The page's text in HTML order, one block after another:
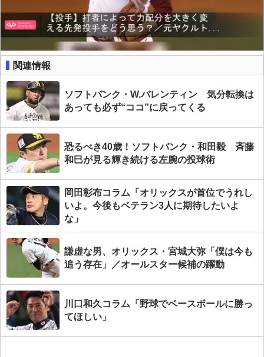
関連情報
ソフトバンク・W.バレンティン 気分転換は
あっても必ず“ココ”に戻ってくる
恐るべき40歳！ソフトバンク・和田毅 斉藤
和巳が見る輝き続ける左腕の投球術
岡田彰布コラム「オリックスが首位でうれし
いよ。今後もベテラン3人に期待したいよ
な」
謙虚な男、オリックス・宮城大弥「僕は今も
追う存在」／オールスター候補の躍動
川口和久コラム「野球でベースボールに勝っ
てほしい」